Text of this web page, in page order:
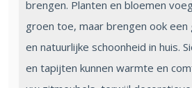
brengen. Planten en bloemen
groen toe, maar brengen ook een
en natuurlijke schoonheid in huis.
en tapijten kunnen warmte en